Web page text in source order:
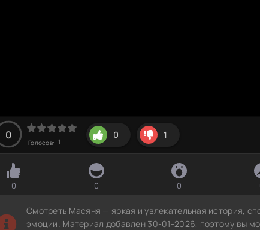
0
Голосов: 1
0 1
0 0 0
Смотреть Масяня — яркая и увлекательная история,
эмоции. Материал добавлен 30-01-2026, поэтому вы